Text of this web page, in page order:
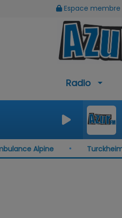
Espace membre
Radio
Alpine Turckheim